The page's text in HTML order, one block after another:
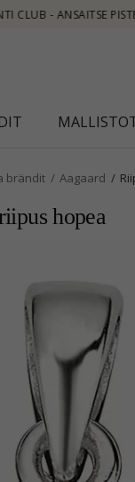
brändit Aagaard
hopea